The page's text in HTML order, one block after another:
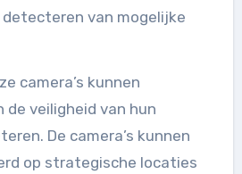
van mogelijke
camera’s kunnen
veiligheid van hun
De camera’s kunnen
op strategische locaties